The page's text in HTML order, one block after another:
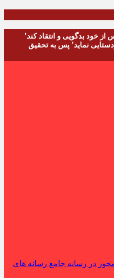
امام علی (ع) می فرماید : هر کس از خود بدگویی و انتقاد کند٬
خود را اصلاح کرده و هر کس خودستایی نماید٬ پس به تحقیق
در رسانه جامع رسانه های